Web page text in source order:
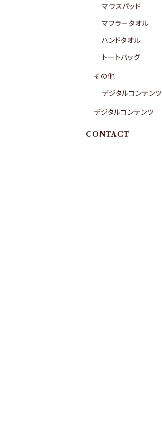
マウスパッド
マフラータオル
ハンドタオル
トートバッグ
その他
デジタルコンテンツ
デジタルコンテンツ
CONTACT